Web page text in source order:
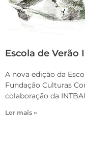
Escola de Verão
A nova edição da
Fundação Culturas
colaboração da
Ler mais »